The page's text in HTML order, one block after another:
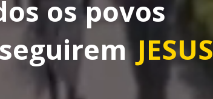
os povos
JESUS